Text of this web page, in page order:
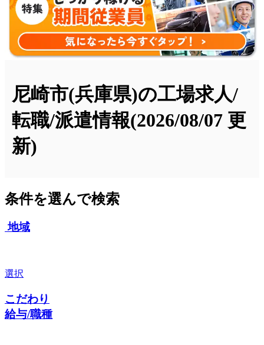
尼崎市(兵庫県)の工場求人/
転職/派遣情報(2026/08/07 更
新)
条件を選んで検索
地域
選択
こだわり
給与/職種